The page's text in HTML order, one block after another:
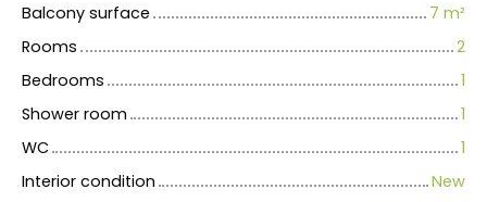
Balcony surface
7 m²
Rooms
2
Bedrooms
1
Shower room
1
WC
1
Interior condition
New